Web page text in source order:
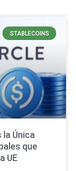
STABLECOINS
la Única
que
UE